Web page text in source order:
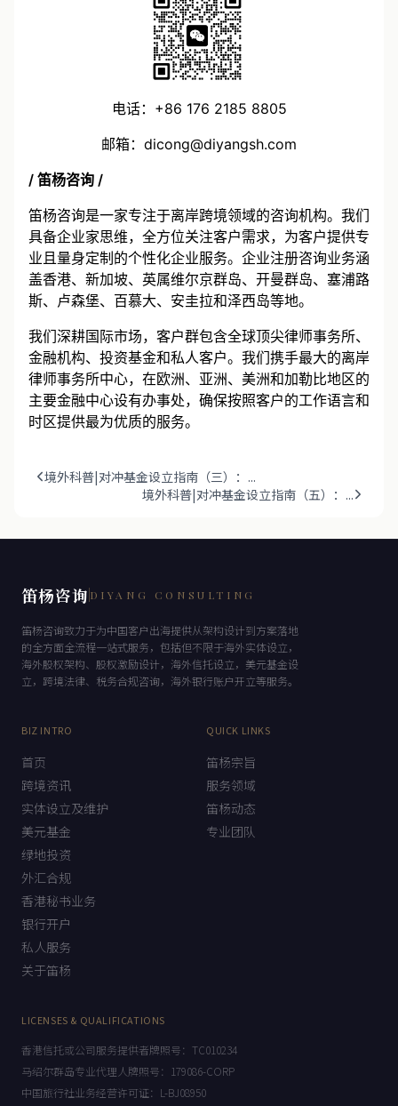
电话：+86 176 2185 8805
邮箱：dicong@diyangsh.com
/ 笛杨咨询 /
笛杨咨询是一家专注于离岸跨境领域的咨询机构。我们
具备企业家思维，全方位关注客户需求，为客户提供专
业且量身定制的个性化企业服务。企业注册咨询业务涵
盖香港、新加坡、英属维尔京群岛、开曼群岛、塞浦路
斯、卢森堡、百慕大、安圭拉和泽西岛等地。
我们深耕国际市场，客户群包含全球顶尖律师事务所、
金融机构、投资基金和私人客户。我们携手最大的离岸
律师事务所中心，在欧洲、亚洲、美洲和加勒比地区的
主要金融中心设有办事处，确保按照客户的工作语言和
时区提供最为优质的服务。
境外科普|对冲基金设立指南（三）：...
境外科普|对冲基金设立指南（五）：...
笛杨咨询 DIYANG CONSULTING
笛杨咨询致力于为中国客户出海提供从架构设计到方案落地
的全方面全流程一站式服务，包括但不限于海外实体设立，
海外股权架构、股权激励设计，海外信托设立，美元基金设
立，跨境法律、税务合规咨询，海外银行账户开立等服务。
BIZ INTRO
首页
跨境资讯
实体设立及维护
美元基金
绿地投资
外汇合规
香港秘书业务
银行开户
私人服务
关于笛杨
QUICK LINKS
笛杨宗旨
服务领域
笛杨动态
专业团队
LICENSES & QUALIFICATIONS
香港信托或公司服务提供者牌照号：TC010234
马绍尔群岛专业代理人牌照号：179086-CORP
中国旅行社业务经营许可证：L-BJ08950